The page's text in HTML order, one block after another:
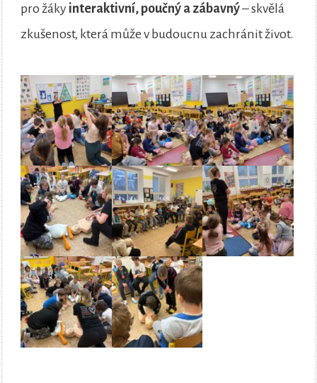
pro žáky interaktivní, poučný a zábavný– skvělá
zkušenost, která může v budoucnu zachránit život.